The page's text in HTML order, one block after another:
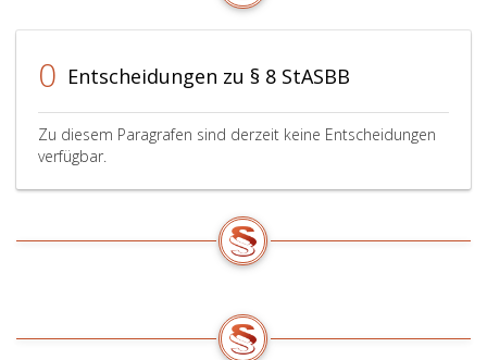
0 Entscheidungen zu § 8 StASBB
Zu diesem Paragrafen sind derzeit keine Entscheidungen
verfügbar.